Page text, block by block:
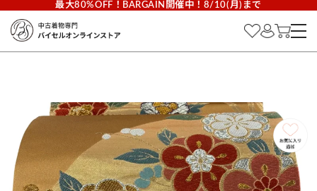
最大80%OFF！BARGAIN開催中！8/10(月)まで